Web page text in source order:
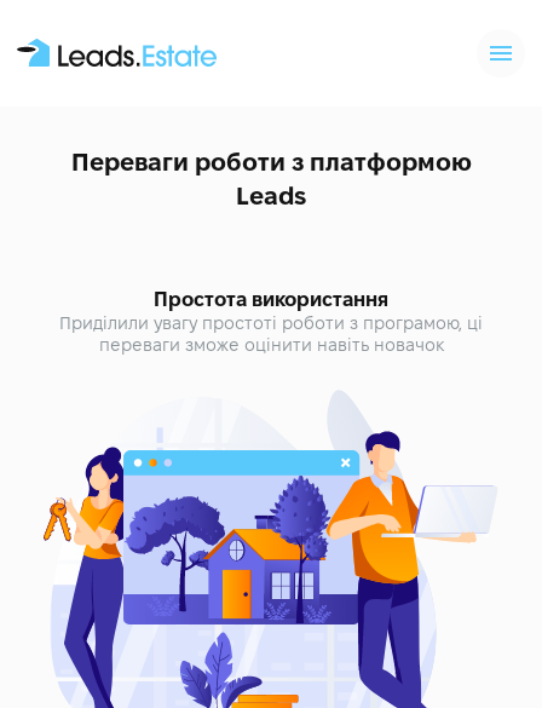
Переваги роботи з платформою
Leads
Простота використання
Приділили увагу простоті роботи з програмою, ці
переваги зможе оцінити навіть новачок